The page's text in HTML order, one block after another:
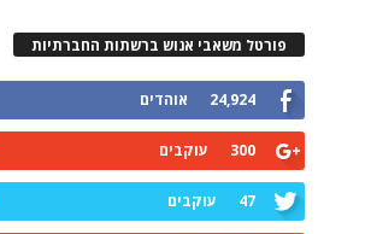
פורטל משאבי אנוש ברשתות החברתיות
24,924 אוהדים
300 עוקבים
47 עוקבים